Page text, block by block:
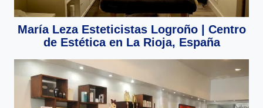
María Leza Esteticistas Logroño | Centro
de Estética en La Rioja, España